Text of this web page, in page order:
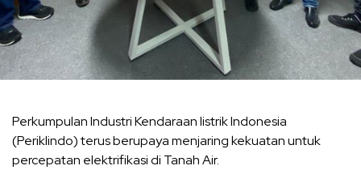
Perkumpulan Industri Kendaraan listrik Indonesia
(Periklindo) terus berupaya menjaring kekuatan untuk
percepatan elektrifikasi di Tanah Air.